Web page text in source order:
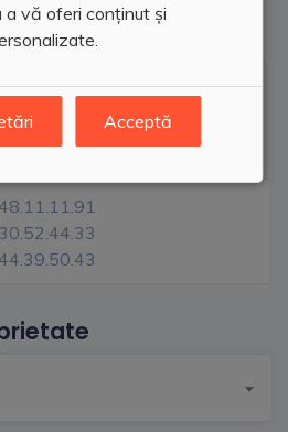
a vă oferi conținut și
Acceptă